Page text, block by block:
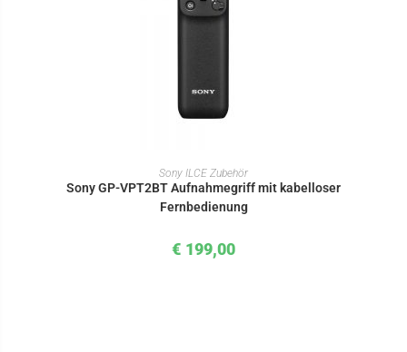
IN DEN WARENKORB
Sony ILCE Zubehör
Sony GP-VPT2BT Aufnahmegriff mit kabelloser
Fernbedienung
€ 199,00